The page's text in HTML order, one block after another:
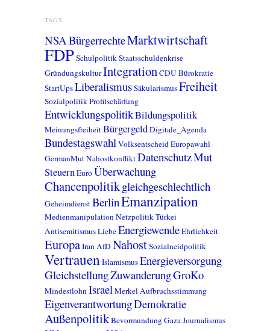
TAGS
NSA BürgerrechteMarktwirtschaft
FDPSchulpolitikStaatsschuldenkrise
GründungskulturIntegrationCDUBürokratie
StartUpsLiberalismusSäkularismusFreiheit
SozialpolitikProfilschärfung
EntwicklungspolitikBildungspolitik
MeinungsfreiheitBürgergeldDigitale_Agenda
Bundestagswahl VolksentscheidEuropawahl
GermanMutNahostkonfliktDatenschutzMut
SteuernEuroÜberwachung
Chancenpolitikgleichgeschlechtlich
GeheimdienstBerlinEmanzipation
MedienmanipulationNetzpolitikTürkei
AntisemitismusLiebeEnergiewendeEhrlichkeit
EuropaIranAfD NahostSozialneidpolitik
VertrauenIslamismusEnergieversorgung
GleichstellungZuwanderungGroKo
MindestlohnIsrael MerkelAufbruchsstimmung
EigenverantwortungDemokratie
AußenpolitikBevormundungGazaJournalismus